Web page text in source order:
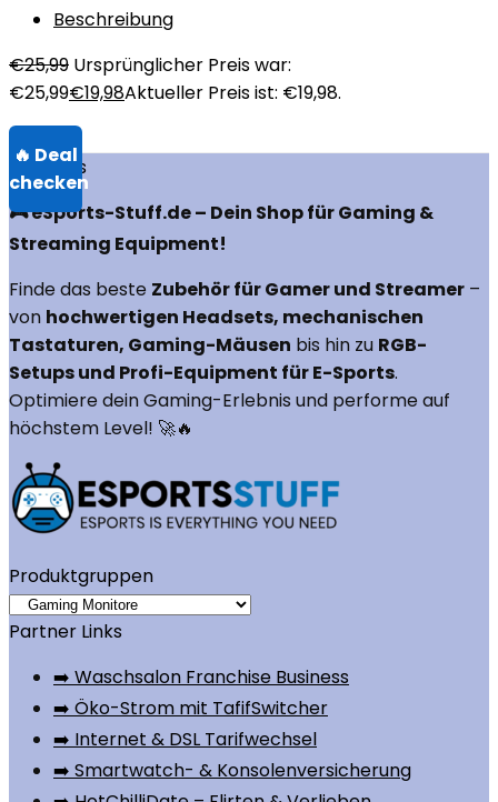
Beschreibung
€25,99 Ursprünglicher Preis war:
€25,99€19,98Aktueller Preis ist: €19,98.
Über uns
🎮 eSports-Stuff.de – Dein Shop für Gaming &
Streaming Equipment!
Finde das beste Zubehör für Gamer und Streamer –
von hochwertigen Headsets, mechanischen
Tastaturen, Gaming-Mäusen bis hin zu RGB-
Setups und Profi-Equipment für E-Sports.
Optimiere dein Gaming-Erlebnis und performe auf
höchstem Level! 🚀🔥
Produktgruppen
Partner Links
➡️ Waschsalon Franchise Business
➡️ Öko-Strom mit TafifSwitcher
➡️ Internet & DSL Tarifwechsel
➡️ Smartwatch- & Konsolenversicherung